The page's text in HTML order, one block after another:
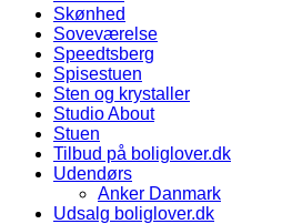
Skønhed
Soveværelse
Speedtsberg
Spisestuen
Sten og krystaller
Studio About
Stuen
Tilbud på boliglover.dk
Udendørs
Anker Danmark
Udsalg boliglover.dk